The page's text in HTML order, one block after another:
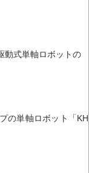
動式単軸ロボットの
の単軸ロボット「KH